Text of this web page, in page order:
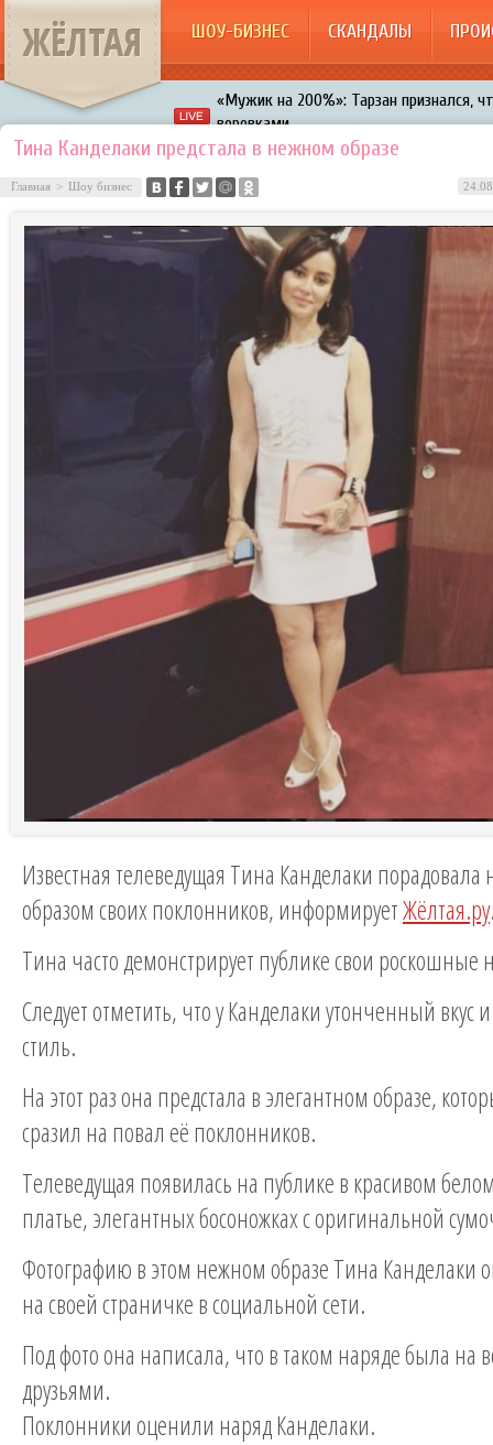
ЖЁЛТАЯ ШОУ-БИЗНЕС СКАНДАЛЫ
«Мужик на 200%»: Тарзан признался,
воровками
Галкин променял Дроботенко на
Расстались Энрике Иглесиас и Анна
Авербух зарождает в Бузовой новый
Тина Канделаки предстала в нежном образе
Главная > Шоу бизнес
Известная телеведущая Тина Канделаки
образом своих поклонников, информируетЖёлтая.ру
Тина часто демонстрирует публике свои роскошные
Следует отметить, что у Канделаки утонченный
стиль.
На этот раз она предстала в элегантном образе,
сразил на повал её поклонников.
Телеведущая появилась на публике в красивом
платье, элегантных босоножках с оригинальной
Фотографию в этом нежном образе Тина Канделаки
на своей страничке в социальной сети.
Под фото она написала, что в таком наряде была на
друзьями.
Поклонники оценили наряд Канделаки.